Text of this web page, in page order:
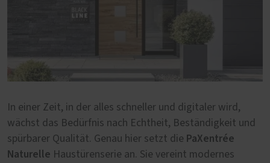
In einer Zeit, in der alles schneller und digitaler wird,
wächst das Bedürfnis nach Echtheit, Beständigkeit und
spürbarer Qualität. Genau hier setzt die PaXentrée
Naturelle Haustürenserie an. Sie vereint modernes